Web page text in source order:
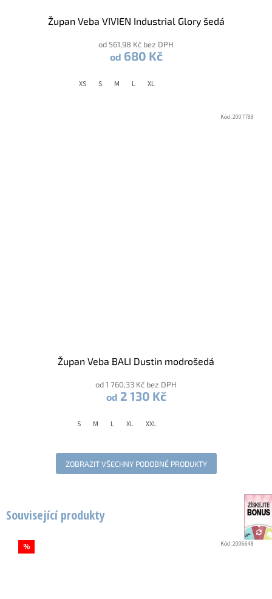
Související produkty
% Kód:2006648
Župan Veba VIVIEN Industrial Glory šedá
od 561,98 Kč bez DPH
od 680 Kč
XS S M L XL
Župan Veba BALI Dustin modrošedá
od 1 760,33 Kč bez DPH
od 2 130 Kč
S M L XL XXL
Kód:2007788
ZOBRAZIT VŠECHNY PODOBNÉ PRODUKTY